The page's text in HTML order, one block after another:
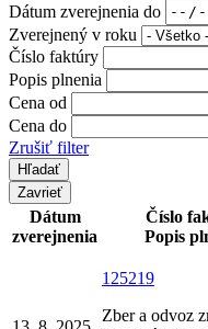
Dátum zverejnenia do
Zverejnený v roku
Číslo faktúry
Popis plnenia
Cena od
Cena do
Zrušiť filter
Zavrieť
Dátum
zverejnenia
Číslo
Popis
125219
Zber a odvoz